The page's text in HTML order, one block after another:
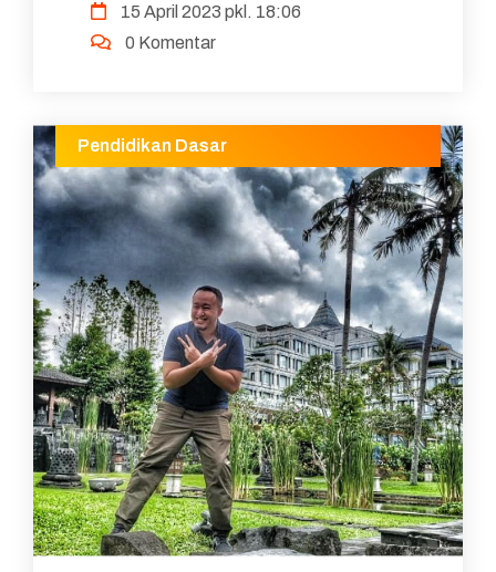
(Panselnas) Penerimaan Pegawai Pemerintah
dengan...
15 April 2023 pkl. 18:06
0 Komentar
Pendidikan Dasar